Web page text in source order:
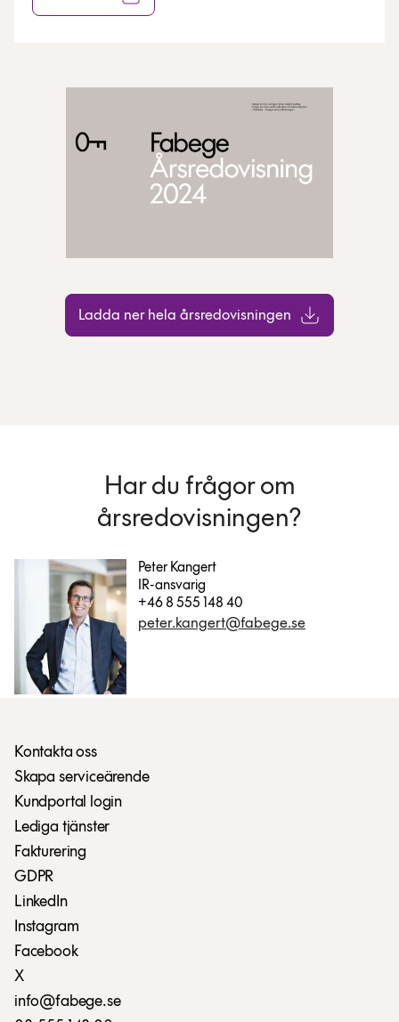
Ladda ner hela årsredovisningen
Har du frågor om
årsredovisningen?
Peter Kangert
IR-ansvarig
+46 8 555 148 40
peter.kangert@fabege.se
Kontakta oss
Skapa serviceärende
Kundportal login
Lediga tjänster
Fakturering
GDPR
LinkedIn
Instagram
Facebook
X
info@fabege.se